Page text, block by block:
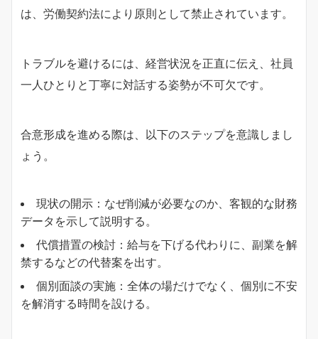
は、労働契約法により原則として禁止されています。
トラブルを避けるには、経営状況を正直に伝え、社員
一人ひとりと丁寧に対話する姿勢が不可欠です。
合意形成を進める際は、以下のステップを意識しまし
ょう。
現状の開示：なぜ削減が必要なのか、客観的な財務
データを示して説明する。
代償措置の検討：給与を下げる代わりに、副業を解
禁するなどの代替案を出す。
個別面談の実施：全体の場だけでなく、個別に不安
を解消する時間を設ける。